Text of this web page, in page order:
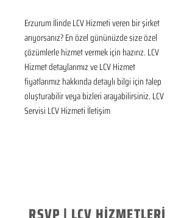
Erzurum İlinde LCV Hizmeti veren bir şirket
arıyorsanız? En özel gününüzde size özel
çözümlerle hizmet vermek için hazırız. LCV
Hizmet detaylarımız ve LCV Hizmet
fiyatlarımız hakkında detaylı bilgi için talep
oluşturabilir veya bizleri arayabilirsiniz. LCV
Servisi LCV Hizmeti İletişim